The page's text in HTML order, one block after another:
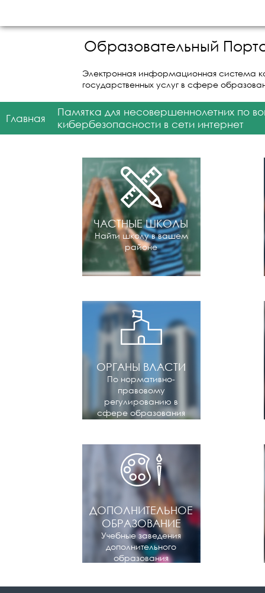
Образовательный
Электронная информационная система
государственных услуг в сфере
Главная
Памятка для несовершеннолетних по
кибербезопасности в сети интернет
ЧАСТНЫЕ ШКОЛЫ
Найти школу в вашем
районе
ОРГАНЫ ВЛАСТИ
По нормативно-
правовому
регулированию в
сфере образования
ДОПОЛНИТЕЛЬНОЕ
ОБРАЗОВАНИЕ
Учебные заведения
дополнительного
образования